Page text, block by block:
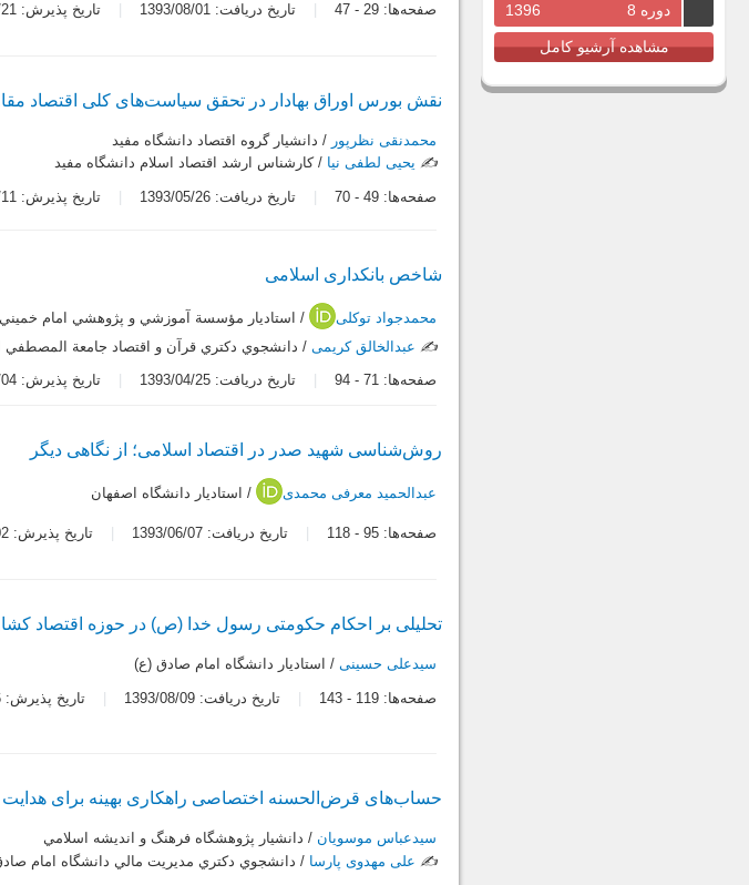
دوره 8
1396
مشاهده آرشیو کامل
صفحه‌ها: 29
-
47 تاریخ دریافت: 1393/08/01 تاریخ پذیرش: 1393/12/21
نقش بورس اوراق بهادار در تحقق سیاست‌های کلی اقتصاد
محمدنقی نظرپور / دانشيار گروه اقتصاد دانشگاه مفيد
✍️ یحیی لطفی نیا / كارشناس ارشد اقتصاد اسلام دانشگاه مفيد
صفحه‌ها: 49
-
70 تاریخ دریافت: 1393/05/26 تاریخ پذیرش: 1393/11/11
شاخص‌ بانکداری اسلامی
محمدجواد توکلی
/ استاديار مؤسسة آموزشي و پژوهشي امام
✍️ عبدالخالق کریمی/ دانشجوي دكتري قرآن و اقتصاد جامعة المصطفي
صفحه‌ها: 71
-
94 تاریخ دریافت: 1393/04/25 تاریخ پذیرش: 1393/10/04
روش‌شناسی شهید صدر در اقتصاد اسلامی؛ از نگاهی دیگر
عبدالحمید معرفی محمدی / استاديار دانشگاه اصفهان
صفحه‌ها: 95
-
118 تاریخ دریافت: 1393/06/07 تاریخ پذیرش: 1393/12/02
تحلیلی بر احکام حکومتی رسول خدا (ص) در حوزه اقتصاد
سیدعلی حسینی/ استاديار دانشگاه امام صادق (ع)
صفحه‌ها: 119
-
143 تاریخ دریافت: 1393/08/09 تاریخ پذیرش: 1393/12/16
حساب‌های قرض‌الحسنه اختصاصی راهکاری بهینه برای هدایت
سیدعباس موسویان / دانشيار پژوهشگاه فرهنگ و انديشه اسلامي
✍️ علی مهدوی پارسا / دانشجوي دكتري مديريت مالي دانشگاه امام